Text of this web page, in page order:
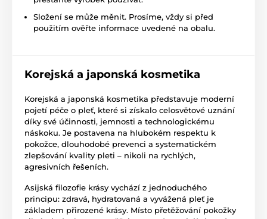
Složení se může měnit. Prosíme, vždy si před
použitím ověřte informace uvedené na obalu.
Korejská a japonská kosmetika
Korejská a japonská kosmetika představuje moderní
pojetí péče o pleť, které si získalo celosvětové uznání
díky své účinnosti, jemnosti a technologickému
náskoku. Je postavena na hlubokém respektu k
pokožce, dlouhodobé prevenci a systematickém
zlepšování kvality pleti – nikoli na rychlých,
agresivních řešeních.
Asijská filozofie krásy vychází z jednoduchého
principu: zdravá, hydratovaná a vyvážená pleť je
základem přirozené krásy. Místo přetěžování pokožky